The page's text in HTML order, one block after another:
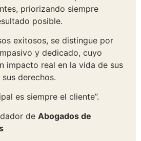
priorizando siempre
posible.
exitosos, se distingue por
y dedicado, cuyo
impacto real en la vida de sus
derechos.
es siempre el cliente”.
de Abogados de